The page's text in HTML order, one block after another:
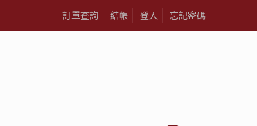
訂單查詢 結帳 登入 忘記密碼